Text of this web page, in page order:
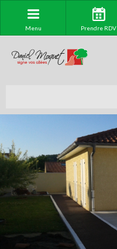
Menu Prendre RDV